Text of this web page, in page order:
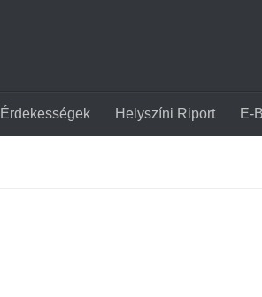
Érdekességek Helyszíni Riport E-